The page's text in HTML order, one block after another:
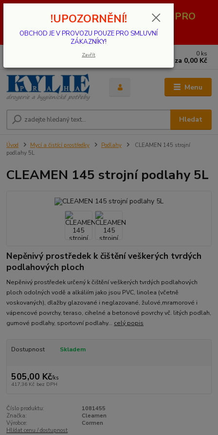
OBCHOD JE V PROVOZU POUZE PRO
SMLUVNÍ ZÁKAZNÍKY!
Menu
Hledat
0 ks
za 0,00 Kč
Úvod Mycí a čistící prostředky Podlahy
CLEAMEN 145 strojní
podlahy 5L
CLEAMEN 145 strojní podlahy 5L
Nepěnivý prostředek k čištění veškerých tvrdých
podlahových ploch
Nepěnivý prostředek určený k čištění veškerých tvrdých podlahových
ploch odolných vodě a alkáliím jako jsou PVC, linolea (včetně
voskovaných), dlažby glazované i neglazované, žulové,mramorové i
vápencové povrchy, teraso, cihelné a betonové povrchy vč. litých podlah,
gumové podlahy, sportovní podlahy... celý popis
Dostupnost Skladem
505,00 Kč/ks
417,36 Kč bez DPH
Číslo produktu:
1081455
Značka:
Cleamen
Výrobce:
Cormen
Hlídat cenu / dostupnost
!UPOZORNĚNÍ!
OBCHOD JE V PROVOZU POUZE PRO SMLUVNÍ
ZÁKAZNÍKY!
Zavřít